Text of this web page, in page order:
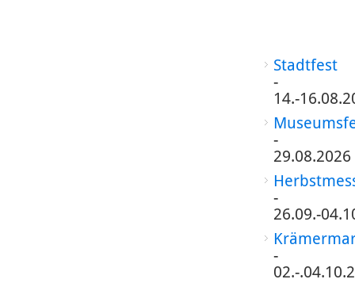
Stadtfest
-
14.-
-
29.08.2026
-
26.09.-
-
02.-